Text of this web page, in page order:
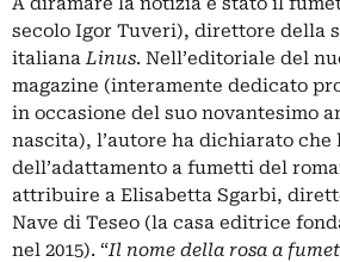
secolo Igor Tuveri), direttore della
italianaLinus. Nell’editoriale del
magazine (interamente dedicato
in occasione del suo novantesimo
nascita), l’autore ha dichiarato che
dell’adattamento a fumetti del
attribuire a Elisabetta Sgarbi,
Nave di Teseo (la casa editrice
nel 2015). “Il nome della rosa a